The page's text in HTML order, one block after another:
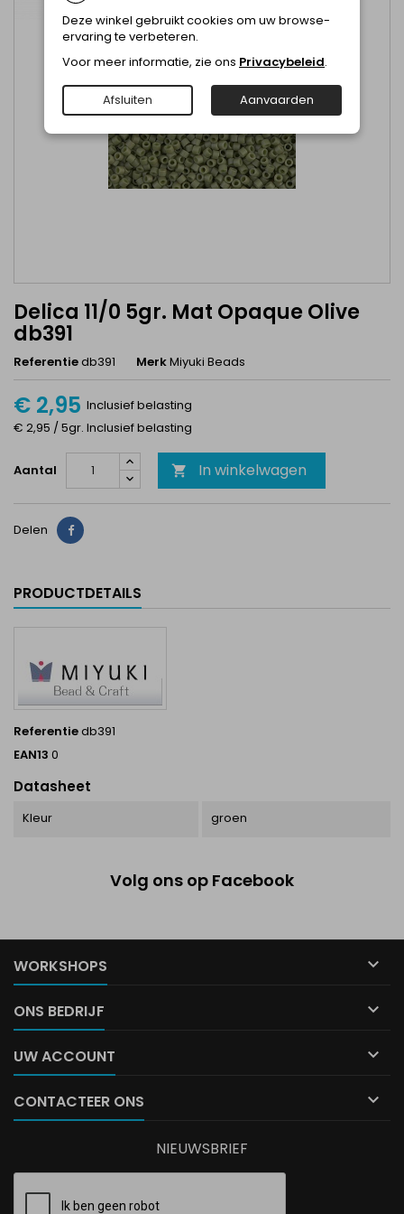
Delica 11/0 5gr. Mat Opaque Olive
db391
Referentiedb391 MerkMiyuki Beads
€ 2,95 Inclusief belasting
€ 2,95 / 5gr. Inclusief belasting
Aantal  In winkelwagen
Delen Delen
PRODUCTDETAILS
Referentiedb391
EAN13 0
Datasheet
Kleur groen
Volg ons op Facebook
WORKSHOPS 
ONS BEDRIJF 
UW ACCOUNT 
CONTACTEER ONS 
Deze winkel gebruikt cookies om uw browse-
ervaring te verbeteren.
Voor meer informatie, zie ons Privacybeleid.
Afsluiten Aanvaarden
NIEUWSBRIEF